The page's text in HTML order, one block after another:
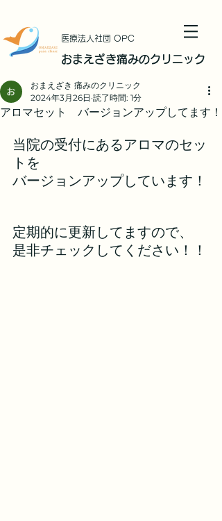
​医療法人社団 OPC
おまえざき痛みのクリニック
アロマセット バージョンアップしてます！
おまえざき 痛みのクリニック
2024年3月26日 読了時間: 1分
当院の受付にあるアロマのセッ
トを
バージョンアップしています！
定期的に更新してますので、
是非チェックしてください！！